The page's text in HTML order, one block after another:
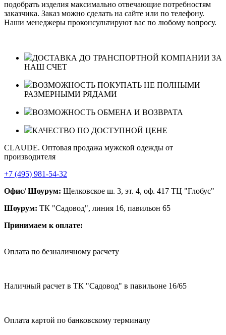
подобрать изделия максимально отвечающие потребностям
заказчика. Заказ можно сделать на сайте или по телефону.
Наши менеджеры проконсультируют вас по любому вопросу.
ДОСТАВКА ДО ТРАНСПОРТНОЙ КОМПАНИИ ЗА
НАШ СЧЕТ
ВОЗМОЖНОСТЬ ПОКУПАТЬ НЕ ПОЛНЫМИ
РАЗМЕРНЫМИ РЯДАМИ
ВОЗМОЖНОСТЬ ОБМЕНА И ВОЗВРАТА
КАЧЕСТВО ПО ДОСТУПНОЙ ЦЕНЕ
CLAUDE. Оптовая продажа мужской одежды от
производителя
+7 (495) 981-54-32
Офис/ Шоурум: Щелковское ш. 3, эт. 4, оф. 417 ТЦ "Глобус"
Шоурум: ТК "Садовод", линия 16, павильон 65
Принимаем к оплате:
Оплата по безналичному расчету
Наличный расчет в ТК "Садовод" в павильоне 16/65
Оплата картой по банковскому терминалу